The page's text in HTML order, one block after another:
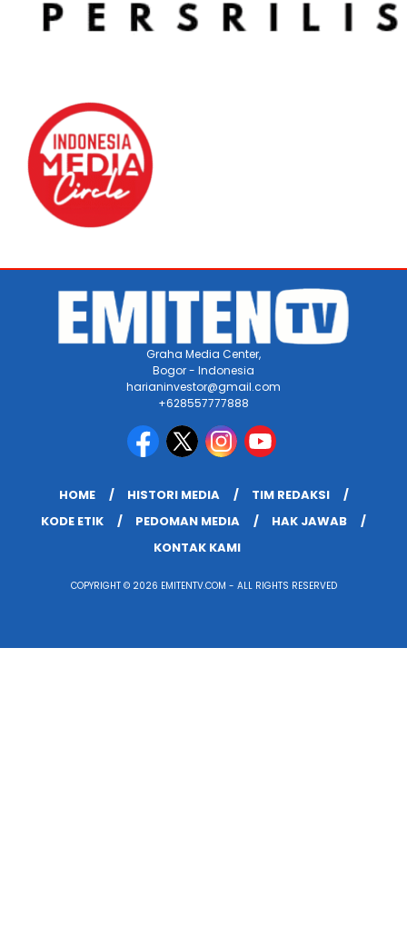
Graha Media Center,
Bogor - Indonesia
harianinvestor@gmail.com
+628557777888
HOME HISTORI MEDIA
TIM REDAKSI
KODE ETIK
PEDOMAN MEDIA
HAK JAWAB
KONTAK KAMI
COPYRIGHT © 2026 EMITENTV.COM - ALL RIGHTS RESERVED